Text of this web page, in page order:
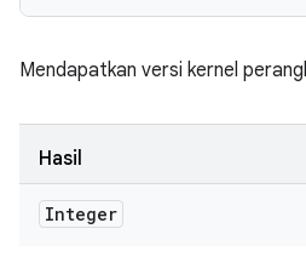
Mendapatkan versi kernel
Hasil
Integer